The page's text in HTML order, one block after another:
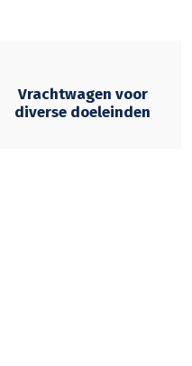
Vrachtwagen voor
diverse doeleinden